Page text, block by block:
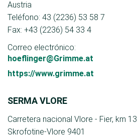
Austria
Teléfono: 43 (2236) 53 58 7
Fax: +43 (2236) 54 33 4
Correo electrónico:
hoeflinger@Grimme.at
https://www.grimme.at
SERMA VLORE
Carretera nacional Vlore - Fier, km 13
Skrofotine-Vlore 9401